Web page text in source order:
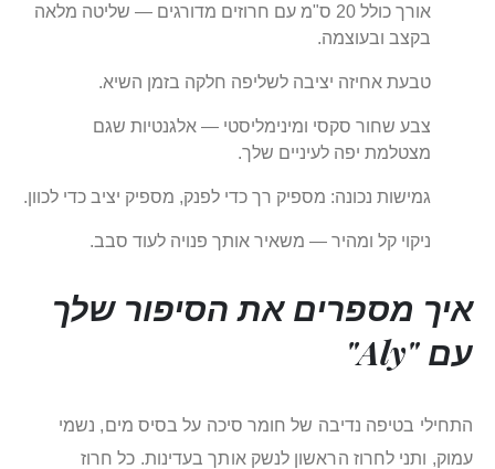
אורך כולל 20 ס"מ עם חרוזים מדורגים — שליטה מלאה
בקצב ובעוצמה.
טבעת אחיזה יציבה לשליפה חלקה בזמן השיא.
צבע שחור סקסי ומינימליסטי — אלגנטיות שגם
מצטלמת יפה לעיניים שלך.
גמישות נכונה: מספיק רך כדי לפנק, מספיק יציב כדי לכוון.
ניקוי קל ומהיר — משאיר אותך פנויה לעוד סבב.
איך מספרים את הסיפור שלך
עם "Aly"
התחילי בטיפה נדיבה של חומר סיכה על בסיס מים, נשמי
עמוק, ותני לחרוז הראשון לנשק אותך בעדינות. כל חרוז